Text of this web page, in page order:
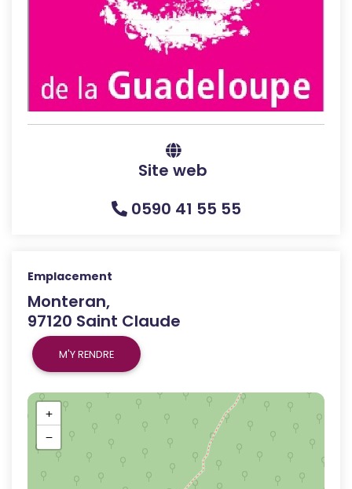
Site web
0590 41 55 55
Emplacement
Monteran,
97120 Saint Claude
M'Y RENDRE
+
−